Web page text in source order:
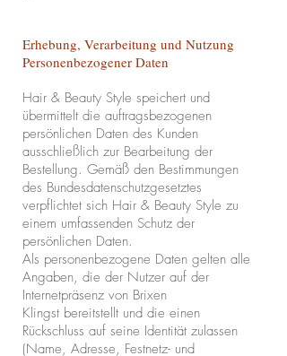
Erhebung, Verarbeitung und Nutzung
Personenbezogener Daten
Hair & Beauty Style speichert und
übermittelt die auftragsbezogenen
persönlichen Daten des Kunden
ausschließlich zur Bearbeitung der
Bestellung. Gemäß den Bestimmungen
des Bundesdatenschutzgesetztes
verpflichtet sich Hair & Beauty Style zu
einem umfassenden Schutz der
persönlichen Daten.
Als personenbezogene Daten gelten alle
Angaben, die der Nutzer auf der
Internetpräsenz von Brixen
Klingst bereitstellt und die einen
Rückschluss auf seine Identität zulassen
(Name, Adresse, Festnetz- und